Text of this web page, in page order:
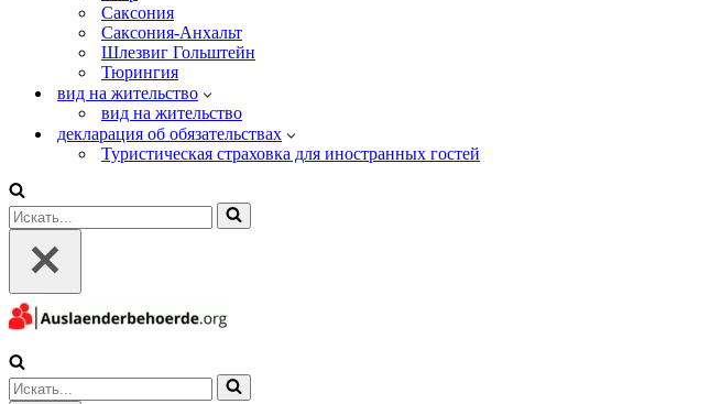
Саксония
Саксония-Анхальт
Шлезвиг Гольштейн
Тюрингия
вид на жительство
вид на жительство
декларация об обязательствах
Туристическая страховка для иностранных гостей
Искать...
Искать...